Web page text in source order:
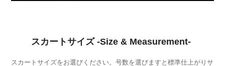
スカートサイズ -Size & Measurement-
スカートサイズをお選びください。号数を選びますと標準仕上がりサ